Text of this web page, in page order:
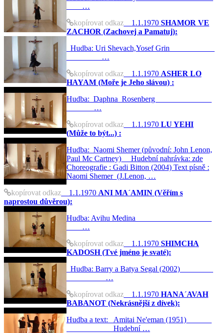
…
kopírovat odkaz 1.1.1970 SHAMOR VE
ZACHOR (Zachovej a Pamatuj):
Hudba: Uri Shevach,Yosef Grin
…
kopírovat odkaz 1.1.1970 ASHER LO
HAYAM (Moře je Jeho slávou) :
Hudba: Daphna Rosenberg
…
kopírovat odkaz 1.1.1970 LU YEHI
(Může to být...) :
Hudba: Naomi Shemer (původní: John Lenon,
Paul Mc Cartney) Hudební nahrávka: zde
Choreografie : Gadi Bitton (2004) Text písně :
Naomi Shemer (J.Lenon, …
kopírovat odkaz 1.1.1970 ANI MA´AMIN (Věřím s
naprostou důvěrou):
Hudba: Avihu Medina
…
kopírovat odkaz 1.1.1970 SHIMCHA
KADOSH (Tvé jméno je svaté):
Hudba: Barry a Batya Segal (2002)
…
kopírovat odkaz 1.1.1970 HANA´AVAH
BABANOT (Nekrásnější z dívek):
Hudba a text: Amitai Ne'eman (1951)
Hudební …